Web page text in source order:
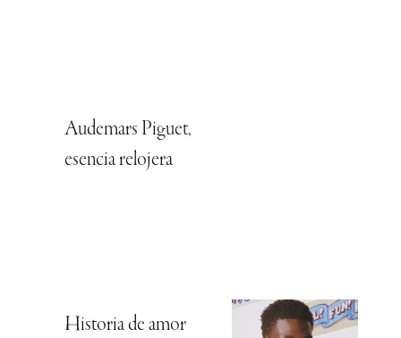
Audemars Piguet,
esencia relojera
Historia de amor